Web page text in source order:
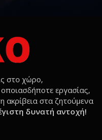
στο χώρο,
εργασίας,
ακρίβεια στα ζητούμενα
δυνατή αντοχή!